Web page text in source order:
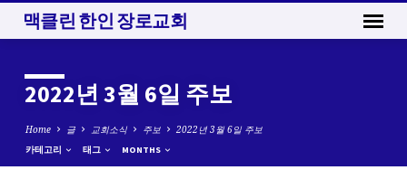
맥클린 한인 장로교회
2022년 3월 6일 주보
Home 글 교회소식 주보 2022년 3월 6일 주보
카테고리 태그 MONTHS